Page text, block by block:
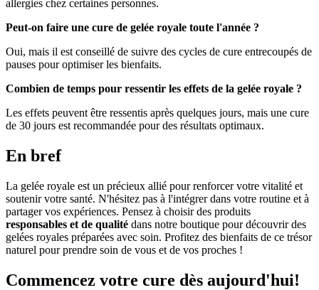
allergies chez certaines personnes.
Peut-on faire une cure de gelée royale toute l'année ?
Oui, mais il est conseillé de suivre des cycles de cure entrecoupés de
pauses pour optimiser les bienfaits.
Combien de temps pour ressentir les effets de la gelée royale ?
Les effets peuvent être ressentis après quelques jours, mais une cure
de 30 jours est recommandée pour des résultats optimaux.
En bref
La gelée royale est un précieux allié pour renforcer votre vitalité et
soutenir votre santé. N'hésitez pas à l'intégrer dans votre routine et à
partager vos expériences. Pensez à choisir des produits
responsables et de qualité dans notre boutique pour découvrir des
gelées royales préparées avec soin. Profitez des bienfaits de ce trésor
naturel pour prendre soin de vous et de vos proches !
Commencez votre cure dès aujourd'hui!